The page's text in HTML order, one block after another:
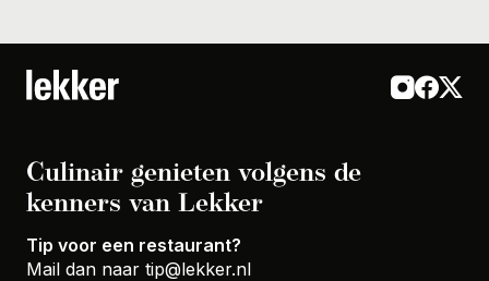
Culinair genieten volgens de
kenners van Lekker
Tip voor een restaurant?
Mail dan naar tip@lekker.nl